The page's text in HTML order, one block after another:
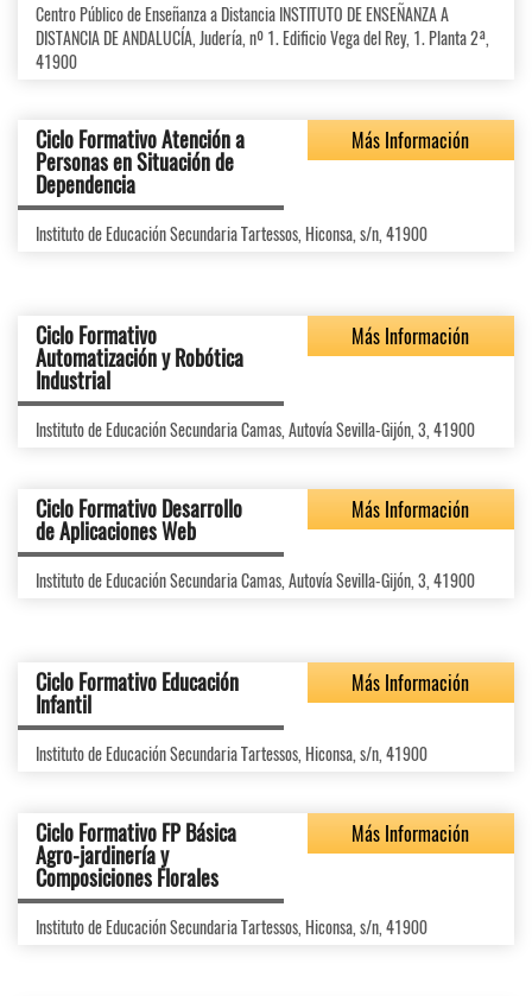
Centro Público de Enseñanza a Distancia INSTITUTO DE ENSEÑANZA A
DISTANCIA DE ANDALUCÍA, Judería, nº 1. Edificio Vega del Rey, 1. Planta 2ª,
41900
Ciclo Formativo Atención a
Personas en Situación de
Dependencia
Más Información
Instituto de Educación Secundaria Tartessos, Hiconsa, s/n, 41900
Ciclo Formativo
Automatización y Robótica
Industrial
Más Información
Instituto de Educación Secundaria Camas, Autovía Sevilla-Gijón, 3, 41900
Ciclo Formativo Desarrollo
de Aplicaciones Web
Más Información
Instituto de Educación Secundaria Camas, Autovía Sevilla-Gijón, 3, 41900
Ciclo Formativo Educación
Infantil
Más Información
Instituto de Educación Secundaria Tartessos, Hiconsa, s/n, 41900
Ciclo Formativo FP Básica
Agro-jardinería y
Composiciones Florales
Más Información
Instituto de Educación Secundaria Tartessos, Hiconsa, s/n, 41900